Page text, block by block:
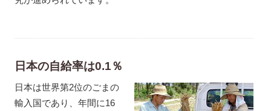
日本の自給率は0.1％
日本は世界第2位のごまの
輸入国であり、年間に16